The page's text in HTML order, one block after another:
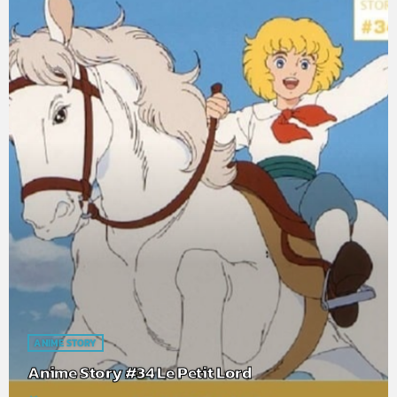
ANIME STORY
Anime Story #34 Le Petit Lord